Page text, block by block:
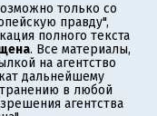
только со
правду",
полного текста
. Все материалы,
на агентство
дальнейшему
в любой
агентства